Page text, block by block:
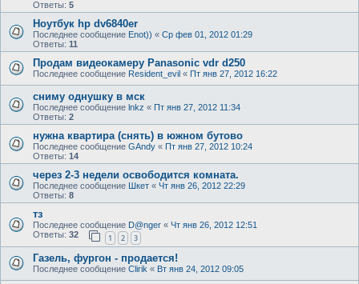
Ответы: 5
Ноутбук hp dv6840er
Последнее сообщение Enot)) « Ср фев 01, 2012 01:29
Ответы: 11
Продам видеокамеру Panasonic vdr d250
Последнее сообщение Resident_evil « Пт янв 27, 2012 16:22
сниму однушку в мск
Последнее сообщение lnkz « Пт янв 27, 2012 11:34
Ответы: 2
нужна квартира (снять) в южном бутово
Последнее сообщение GAndy « Пт янв 27, 2012 10:24
Ответы: 14
через 2-3 недели освободится комната.
Последнее сообщение Шкет « Чт янв 26, 2012 22:29
Ответы: 8
тз
Последнее сообщение D@nger « Чт янв 26, 2012 12:51
Ответы: 32 1 2 3
Газель, фургон - продается!
Последнее сообщение Clirik « Вт янв 24, 2012 09:05